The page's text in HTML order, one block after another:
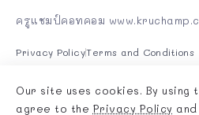
ครูแชมป์คอทคอม
Privacy PolicyTerms and Conditions
Our site uses cookies. By using
agree to the Privacy Policy and